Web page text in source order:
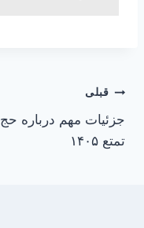
راهبری
نوشته
قبلی
جزئیات مهم درباره حج
تمتع ۱۴۰۵